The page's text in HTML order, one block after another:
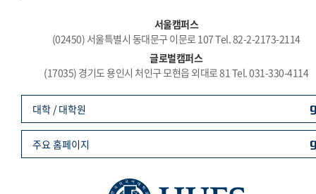
서울캠퍼스
(02450) 서울특별시 동대문구 이문로 107 Tel. 82-2-2173-2114
글로벌캠퍼스
(17035) 경기도 용인시 처인구 모현읍 외대로 81 Tel. 031-330-4114
대학 / 대학원
주요 홈페이지